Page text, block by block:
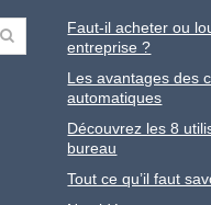
Faut-il acheter ou
entreprise ?
Les avantages des
automatiques
Découvrez les 8
bureau
Tout ce qu’il faut